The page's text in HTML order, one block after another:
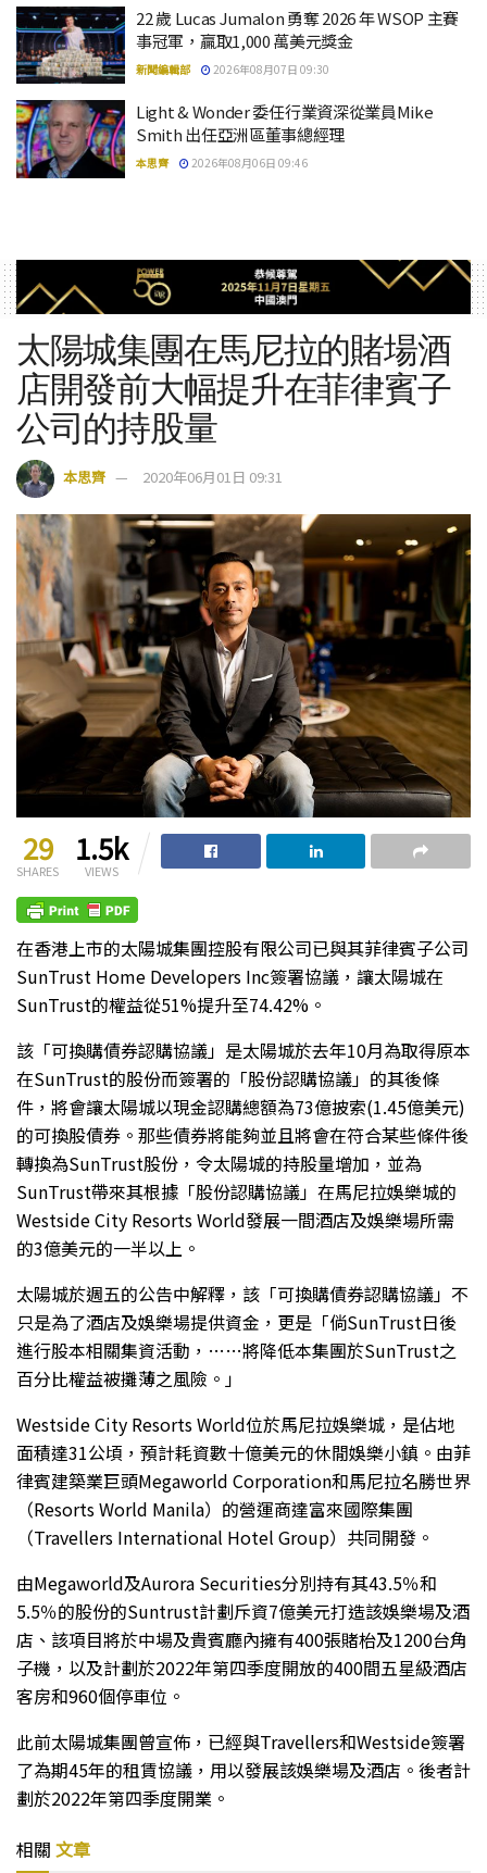
22 歲 Lucas Jumalon 勇奪 2026 年 WSOP 主賽
事冠軍，贏取1,000 萬美元獎金
新聞編輯部 2026年08月07日 09:30
Light & Wonder 委任行業資深從業員Mike
Smith 出任亞洲區董事總經理
本思齊 2026年08月06日 09:46
太陽城集團在馬尼拉的賭場酒
店開發前大幅提升在菲律賓子
公司的持股量
本思齊 2020年06月01日 09:31
29
SHARES
1.5k
VIEWS
在香港上市的太陽城集團控股有限公司已與其菲律賓子公司
SunTrust Home Developers Inc簽署協議，讓太陽城在
SunTrust的權益從51%提升至74.42%。
該「可換購債券認購協議」是太陽城於去年10月為取得原本
在SunTrust的股份而簽署的「股份認購協議」的其後條
件，將會讓太陽城以現金認購總額為73億披索(1.45億美元)
的可換股債券。那些債券將能夠並且將會在符合某些條件後
轉換為SunTrust股份，令太陽城的持股量增加，並為
SunTrust帶來其根據「股份認購協議」在馬尼拉娛樂城的
Westside City Resorts World發展一間酒店及娛樂場所需
的3億美元的一半以上。
太陽城於週五的公告中解釋，該「可換購債券認購協議」不
只是為了酒店及娛樂場提供資金，更是「倘SunTrust日後
進行股本相關集資活動，……將降低本集團於SunTrust之
百分比權益被攤薄之風險。」
Westside City Resorts World位於馬尼拉娛樂城，是佔地
面積達31公頃，預計耗資數十億美元的休閒娛樂小鎮。由菲
律賓建築業巨頭Megaworld Corporation和馬尼拉名勝世界
（Resorts World Manila）的營運商達富來國際集團
（Travellers International Hotel Group）共同開發。
由Megaworld及Aurora Securities分別持有其43.5％和
5.5％的股份的Suntrust計劃斥資7億美元打造該娛樂場及酒
店、該項目將於中場及貴賓廳內擁有400張賭枱及1200台角
子機，以及計劃於2022年第四季度開放的400間五星級酒店
客房和960個停車位。
此前太陽城集團曾宣佈，已經與Travellers和Westside簽署
了為期45年的租賃協議，用以發展該娛樂場及酒店。後者計
劃於2022年第四季度開業。
相關 文章